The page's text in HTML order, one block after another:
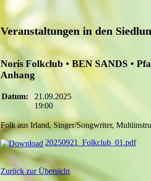
Veranstaltungen in den
Noris Folkclub • BEN SANDS •
Anhang
Datum:
21.09.2025
19:00
Folk aus Irland, Singer/Songwriter,
20250921_Folkclub_01.pdf
Zurück zur Übersicht